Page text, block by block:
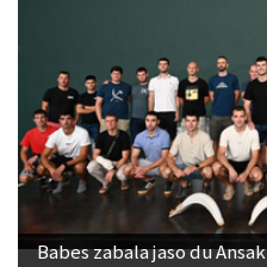
Babes zabala jaso du Ansak